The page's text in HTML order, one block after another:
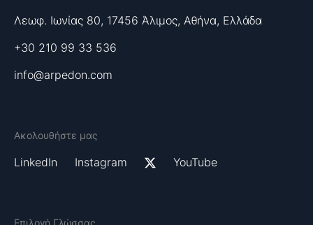
Λεωφ. Ιωνίας 80, 17456 Άλιμος, Αθήνα, Ελλάδα
+30 210 99 33 536
info@arpedon.com
Ακολουθήστε μας
LinkedIn Instagram YouTube
Επιλογή Γλώσσας